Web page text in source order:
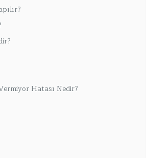
Hatası Nedir?